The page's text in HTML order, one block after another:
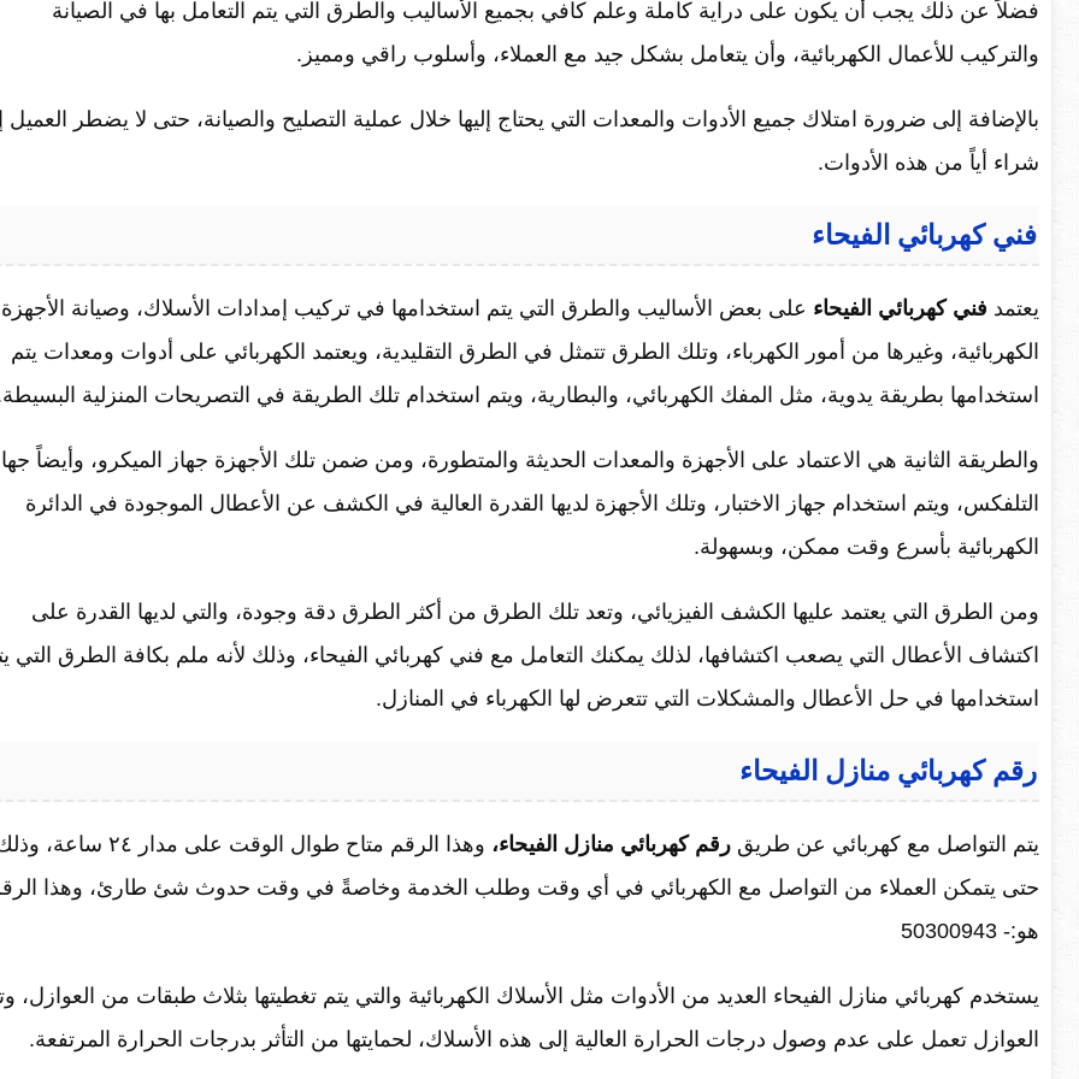
فضلاً عن ذلك يجب أن يكون على دراية كاملة وعلم كافي بجميع الأساليب والطرق التي يتم التعامل بها في الصيانة
والتركيب للأعمال الكهربائية، وأن يتعامل بشكل جيد مع العملاء، وأسلوب راقي ومميز.
بالإضافة إلى ضرورة امتلاك جميع الأدوات والمعدات التي يحتاج إليها خلال عملية التصليح والصيانة، حتى لا يضطر العميل
شراء أياً من هذه الأدوات.
فني كهربائي الفيحاء
يعتمد فني كهربائي الفيحاء على بعض الأساليب والطرق التي يتم استخدامها في تركيب إمدادات الأسلاك، وصيانة الأجهزة
الكهربائية، وغيرها من أمور الكهرباء، وتلك الطرق تتمثل في الطرق التقليدية، ويعتمد الكهربائي على أدوات ومعدات يتم
استخدامها بطريقة يدوية، مثل المفك الكهربائي، والبطارية، ويتم استخدام تلك الطريقة في التصريحات المنزلية
والطريقة الثانية هي الاعتماد على الأجهزة والمعدات الحديثة والمتطورة، ومن ضمن تلك الأجهزة جهاز الميكرو، وأيضاً
التلفكس، ويتم استخدام جهاز الاختبار، وتلك الأجهزة لديها القدرة العالية في الكشف عن الأعطال الموجودة في الدائرة
الكهربائية بأسرع وقت ممكن، وبسهولة.
ومن الطرق التي يعتمد عليها الكشف الفيزيائي، وتعد تلك الطرق من أكثر الطرق دقة وجودة، والتي لديها القدرة على
اكتشاف الأعطال التي يصعب اكتشافها، لذلك يمكنك التعامل مع فني كهربائي الفيحاء، وذلك لأنه ملم بكافة الطرق التي
استخدامها في حل الأعطال والمشكلات التي تتعرض لها الكهرباء في المنازل.
رقم كهربائي منازل الفيحاء
يتم التواصل مع كهربائي عن طريق رقم كهربائي منازل الفيحاء،
وهذا الرقم متاح طوال الوقت على مدار ٢٤ ساعة،
حتى يتمكن العملاء من التواصل مع الكهربائي في أي وقت وطلب الخدمة وخاصةً في وقت حدوث شئ طارئ، وهذا
هو:- 50300943
يستخدم كهربائي منازل الفيحاء العديد من الأدوات مثل الأسلاك الكهربائية والتي يتم تغطيتها بثلاث طبقات من العوازل،
العوازل تعمل على عدم وصول درجات الحرارة العالية إلى هذه الأسلاك، لحمايتها من التأثر بدرجات الحرارة المرتفعة.